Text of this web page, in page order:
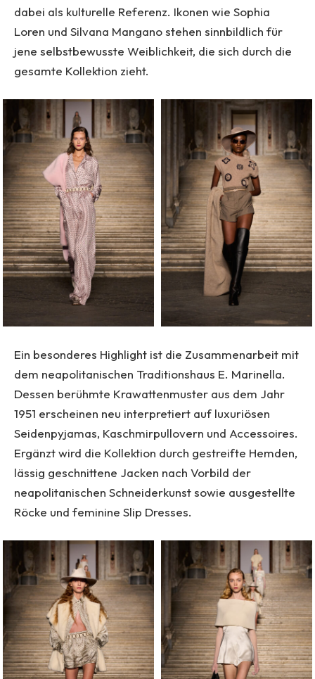
dabei als kulturelle Referenz. Ikonen wie Sophia
Loren und Silvana Mangano stehen sinnbildlich für
jene selbstbewusste Weiblichkeit, die sich durch die
gesamte Kollektion zieht.
Ein besonderes Highlight ist die Zusammenarbeit mit
dem neapolitanischen Traditionshaus E. Marinella.
Dessen berühmte Krawattenmuster aus dem Jahr
1951 erscheinen neu interpretiert auf luxuriösen
Seidenpyjamas, Kaschmirpullovern und Accessoires.
Ergänzt wird die Kollektion durch gestreifte Hemden,
lässig geschnittene Jacken nach Vorbild der
neapolitanischen Schneiderkunst sowie ausgestellte
Röcke und feminine Slip Dresses.